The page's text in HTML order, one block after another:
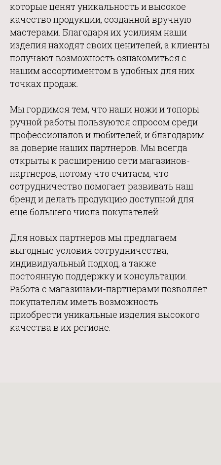
которые ценят уникальность и высокое
качество продукции, созданной вручную
мастерами. Благодаря их усилиям наши
изделия находят своих ценителей, а клиенты
получают возможность ознакомиться с
нашим ассортиментом в удобных для них
точках продаж.
Мы гордимся тем, что наши ножи и топоры
ручной работы пользуются спросом среди
профессионалов и любителей, и благодарим
за доверие наших партнеров. Мы всегда
открыты к расширению сети магазинов-
партнеров, потому что считаем, что
сотрудничество помогает развивать наш
бренд и делать продукцию доступной для
еще большего числа покупателей.
Для новых партнеров мы предлагаем
выгодные условия сотрудничества,
индивидуальный подход, а также
постоянную поддержку и консультации.
Работа с магазинами-партнерами позволяет
покупателям иметь возможность
приобрести уникальные изделия высокого
качества в их регионе.